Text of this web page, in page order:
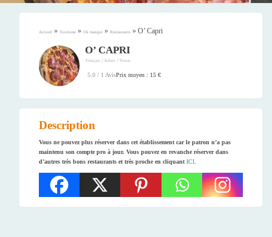
Accueil » Tourisme » Où manger » Restaurants » O’ Capri
O’ CAPRI
Français / Italien / Pizzas
5.0 / 1 AvisPrix moyen : 15 €
Description
Vous ne pouvez plus réserver dans cet établissement car le patron n’a pas
maintenu son compte pro à jour. Vous pouvez en revanche réserver dans
d’autres très bons restaurants et très proche en cliquant ICI